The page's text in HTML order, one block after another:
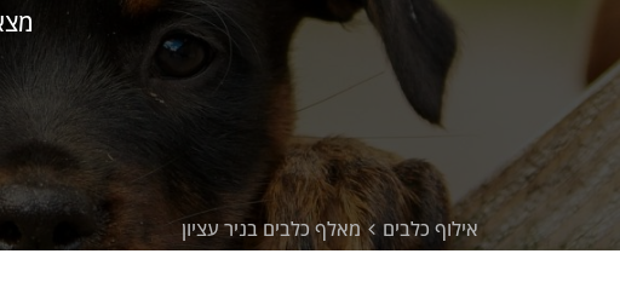
אילוף כלבים מאלף כלבים בניר עציון